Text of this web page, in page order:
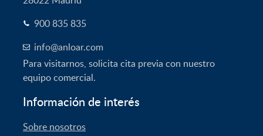
900 835 835
info@anloar.com
Para visitarnos, solicita cita previa con nuestro
equipo comercial.
Información de interés
Sobre nosotros